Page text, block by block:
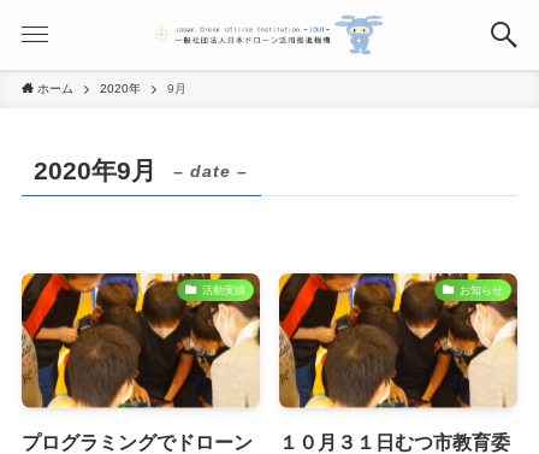
ホーム 2020年 9月
2020年9月 – date –
活動実績
プログラミングでドローン
お知らせ
１０月３１日むつ市教育委